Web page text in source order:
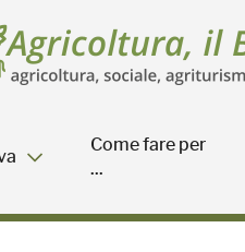
Come fare per
...